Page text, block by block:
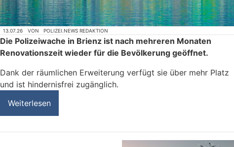
13.07.26 VON POLIZEI.NEWS REDAKTION
Die Polizeiwache in Brienz ist nach mehreren Monaten
Renovationszeit wieder für die Bevölkerung geöffnet.
Dank der räumlichen Erweiterung verfügt sie über mehr Platz
und ist hindernisfrei zugänglich.
Weiterlesen